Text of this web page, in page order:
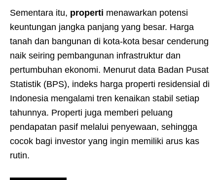
Sementara itu, properti menawarkan potensi
keuntungan jangka panjang yang besar. Harga
tanah dan bangunan di kota-kota besar cenderung
naik seiring pembangunan infrastruktur dan
pertumbuhan ekonomi. Menurut data Badan Pusat
Statistik (BPS), indeks harga properti residensial di
Indonesia mengalami tren kenaikan stabil setiap
tahunnya. Properti juga memberi peluang
pendapatan pasif melalui penyewaan, sehingga
cocok bagi investor yang ingin memiliki arus kas
rutin.